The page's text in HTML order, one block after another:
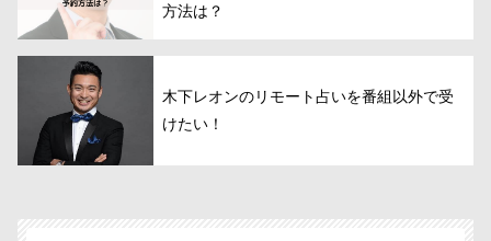
方法は？
木下レオンのリモート占いを番組以外で受
けたい！